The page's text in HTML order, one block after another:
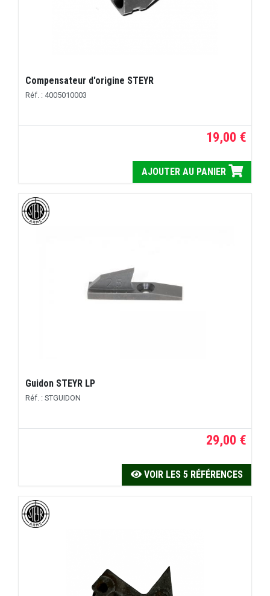
Compensateur d'origine STEYR
Réf. : 4005010003
19,00 €
AJOUTER AU PANIER
Guidon STEYR LP
Réf. : STGUIDON
29,00 €
VOIR LES 5 RÉFÉRENCES